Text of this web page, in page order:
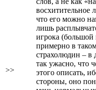
>>
восхитительное
что его можно
лишь
игрока (большой
примерно в
страхолюдин – в
так ужасно, что
этого описать,
стороны, оно